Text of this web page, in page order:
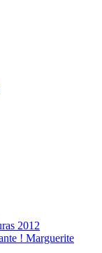
2012
! Marguerite